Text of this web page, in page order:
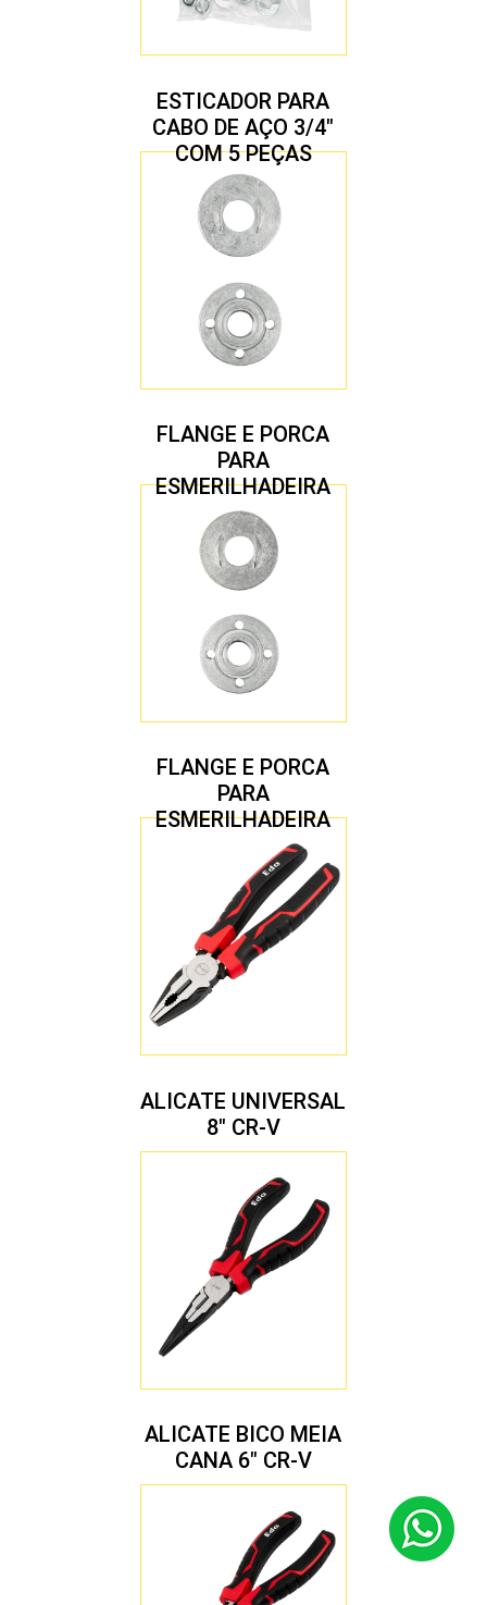
ESTICADOR PARA
CABO DE AÇO 3/4″
COM 5 PEÇAS
FLANGE E PORCA
PARA
ESMERILHADEIRA
4.1/2″ 22,23 MM
FLANGE E PORCA
PARA
ESMERILHADEIRA
4.1/2″ 20,00 MM
ALICATE UNIVERSAL
8″ CR-V
ALICATE BICO MEIA
CANA 6″ CR-V